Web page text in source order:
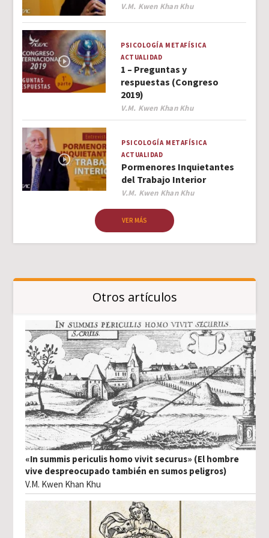
Author
V.M. Kwen Khan Khu
PSICOLOGÍA METAFÍSICA
ACTUALIDAD
1 – Preguntas y
respuestas (Congreso
2019)
Author
V.M. Kwen Khan Khu
PSICOLOGÍA METAFÍSICA
ACTUALIDAD
Pormenores Inquietantes
del Trabajo Interior
Author
V.M. Kwen Khan Khu
VER MÁS
Otros artículos
«In summis periculis homo vivit securus» (El hombre
vive despreocupado también en sumos peligros)
V.M. Kwen Khan Khu